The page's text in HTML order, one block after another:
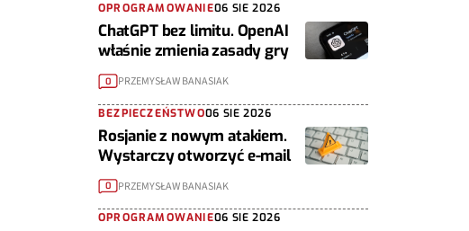
OPROGRAMOWANIE06 SIE 2026
ChatGPT bez limitu. OpenAI
właśnie zmienia zasady gry
0 PRZEMYSŁAW BANASIAK
BEZPIECZEŃSTWO06 SIE 2026
Rosjanie z nowym atakiem.
Wystarczy otworzyć e-mail
0 PRZEMYSŁAW BANASIAK
OPROGRAMOWANIE06 SIE 2026